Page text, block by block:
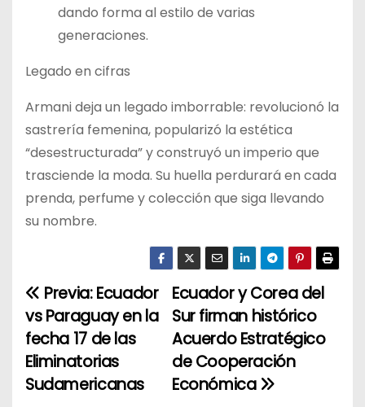
dando forma al estilo de varias
generaciones.
Legado en cifras
Armani deja un legado imborrable: revolucionó la
sastrería femenina, popularizó la estética
“desestructurada” y construyó un imperio que
trasciende la moda. Su huella perdurará en cada
prenda, perfume y colección que siga llevando
su nombre.
N
a
v
Ecuador y Corea del
Sur firman histórico
Acuerdo Estratégico
de Cooperación
Económica
Previa: Ecuador
vs Paraguay en la
fecha 17 de las
Eliminatorias
Sudamericanas